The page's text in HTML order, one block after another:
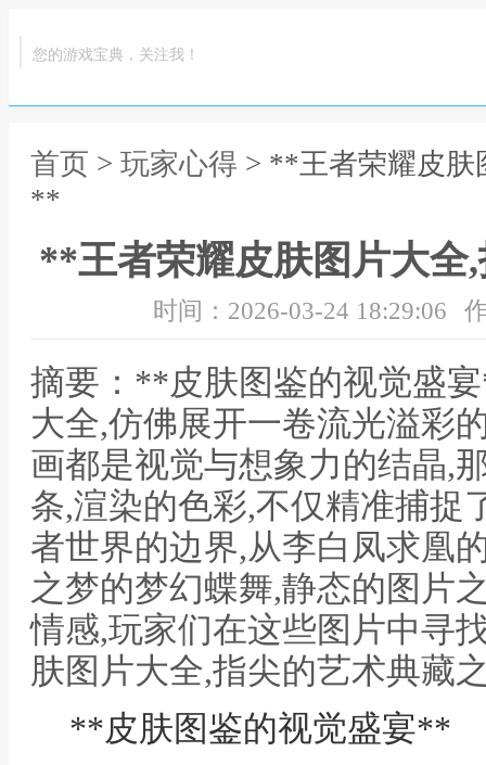
您的游戏宝典，关注我！
首页 > 玩家心得 > **王者荣耀皮肤
**
**王者荣耀皮肤图片大
时间：2026-03-24 18:29:06
摘要：**皮肤图鉴的视觉盛
大全,仿佛展开一卷流光溢彩
画都是视觉与想象力的结晶,
条,渲染的色彩,不仅精准捕捉
者世界的边界,从李白凤求凰
之梦的梦幻蝶舞,静态的图片
情感,玩家们在这些图片中寻
肤图片大全,指尖的艺术典藏
**皮肤图鉴的视觉盛宴**